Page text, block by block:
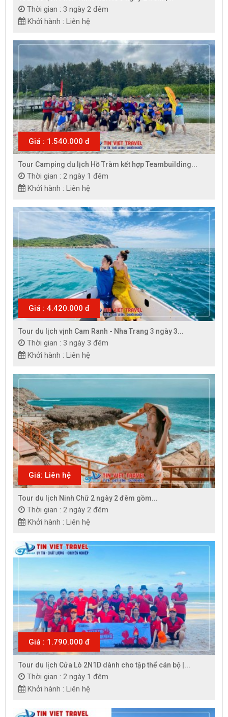
Thời gian : 3 ngày 2 đêm
Khởi hành : Liên hệ
Giá : 1.540.000 đ
Tour Camping du lịch Hồ Tràm kết hợp Teambuilding...
Thời gian : 2 ngày 1 đêm
Khởi hành : Liên hệ
Giá : 4.420.000 đ
Tour du lịch vịnh Cam Ranh - Nha Trang 3 ngày 3...
Thời gian : 3 ngày 3 đêm
Khởi hành : Liên hệ
Giá: Liên hệ
Tour du lịch Ninh Chữ 2 ngày 2 đêm gồm...
Thời gian : 2 ngày 2 đêm
Khởi hành : Liên hệ
Giá : 1.790.000 đ
Tour du lịch Cửa Lò 2N1D dành cho tập thể cán bộ |...
Thời gian : 2 ngày 1 đêm
Khởi hành : Liên hệ